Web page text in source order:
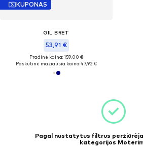
KUPONAS
GIL BRET
53,91 €
Pradinė kaina: 159,00 €
Paskutinė mažiausia kaina:47,92 €
Pagal nustatytus filtrus
kategorijos